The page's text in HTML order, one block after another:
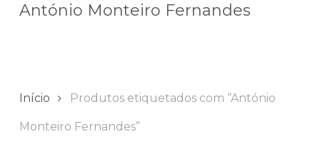
António Monteiro Fernandes
Início Produtos etiquetados com “António
Monteiro Fernandes”